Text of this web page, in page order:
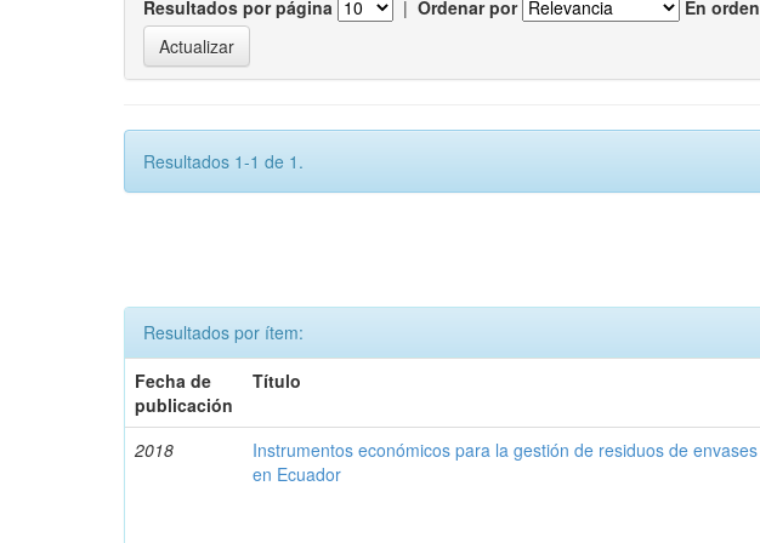
Resultados por página | Ordenar por En orden
Resultados 1-1 de 1.
Resultados por ítem:
Fecha de
publicación
Título
2018
Instrumentos económicos para la gestión de residuos de envases
en Ecuador